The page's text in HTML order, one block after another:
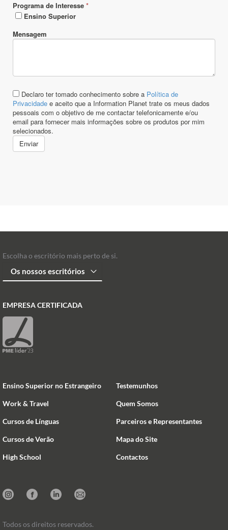
Escolha o escritório mais perto de si.
EMPRESA CERTIFICADA
Ensino Superior no Estrangeiro
Work & Travel
Cursos de Línguas
Cursos de Verão
High School
Testemunhos
Quem Somos
Parceiros e Representantes
Mapa do Site
Contactos
Todos os direitos reservados.
InstagramFacebookLinkedinMail